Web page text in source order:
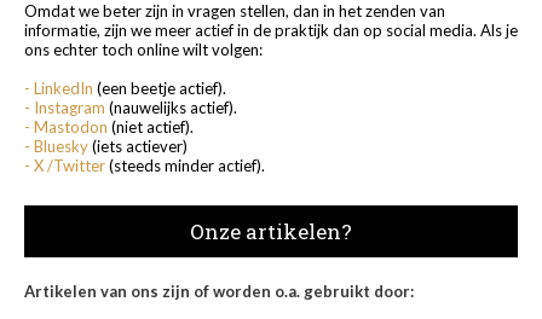
Omdat we beter zijn in vragen stellen, dan in het zenden van
informatie, zijn we meer actief in de praktijk dan op social media. Als je
ons echter toch online wilt volgen:
- LinkedIn (een beetje actief).
- Instagram (nauwelijks actief).
- Mastodon (niet actief).
- Bluesky(iets actiever)
- X /Twitter(steeds minder actief).
Onze artikelen?
Artikelen van ons zijn of worden o.a. gebruikt door: